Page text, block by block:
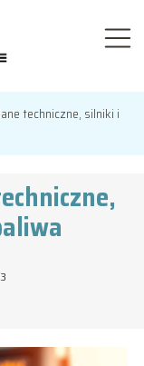
techniczne, silniki i